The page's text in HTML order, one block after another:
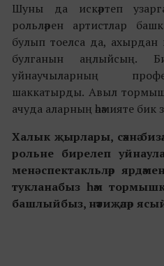
Шуны да искәртеп
рольләрен артистлар
булып тоелса да,
булганын аңлыйсың.
уйнаучыларның
шаккатырды. Авыл
ачуда аларның әһәмияте бик
Халык җырлары, сәхнә
рольне бирелеп
менә спектакльләр
тукланабыз һәм
башлыйбыз, нәтиҗәләр